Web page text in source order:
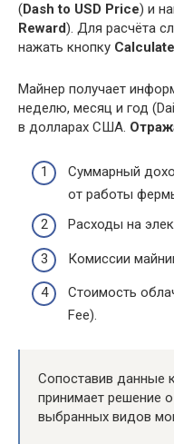
(Dash to USD Price) и
Reward). Для расчёта
нажать кнопку Calculate
Майнер получает
неделю, месяц и год
в долларах США.
Суммарный
от работы
Расходы на
Комиссии
Стоимость
Fee).
Сопоставив данные
принимает решение
выбранных видов